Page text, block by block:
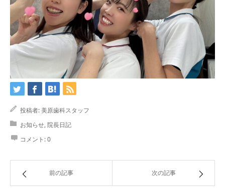
投稿者:美原歯科スタッフ
お知らせ,院長日記
コメント:0
前の記事 次の記事